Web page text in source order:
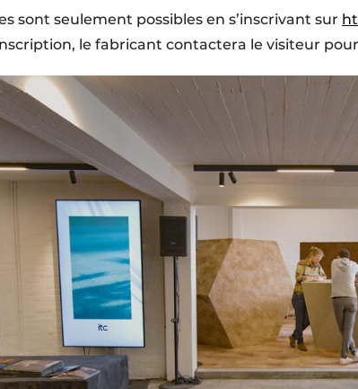
sont seulement possibles en s’inscrivant sur
le fabricant contactera le visiteur